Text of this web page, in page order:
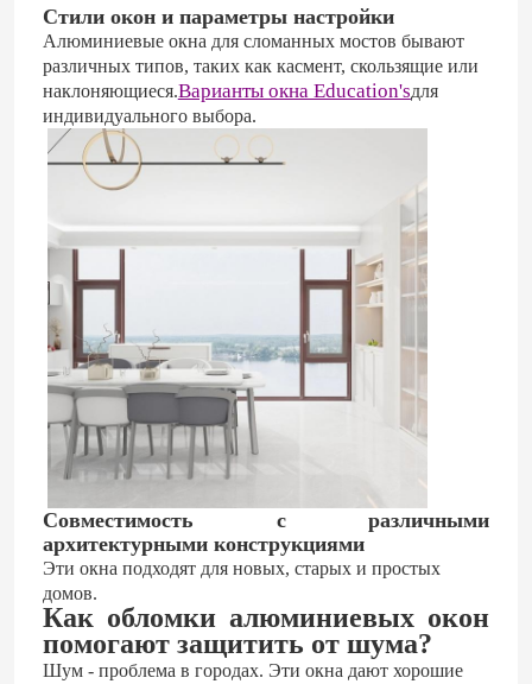
алюминиевая дверь
алюминиевое окно
ненесущая стена
Стили окон и параметры настройки
Алюминиевые окна для сломанных мостов бывают
различных типов, таких как касмент, скользящие или
наклоняющиеся.Варианты окна Education'sдля
индивидуального выбора.
Совместимость с различными
архитектурными конструкциями
Эти окна подходят для новых, старых и простых
домов.
Как обломки алюминиевых окон
помогают защитить от шума?
Шум - проблема в городах. Эти окна дают хорошие